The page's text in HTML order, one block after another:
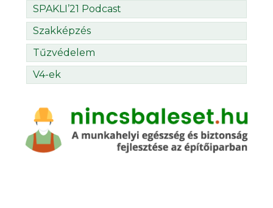
SPAKLI’21 Podcast
Szakképzés
Tűzvédelem
V4-ek